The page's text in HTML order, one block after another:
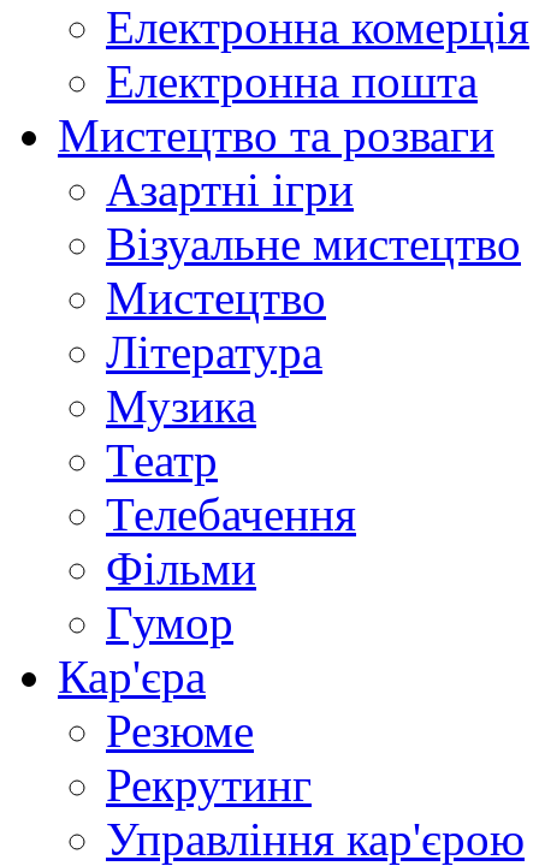
Електронна комерція
Електронна пошта
Мистецтво та розваги
Азартні ігри
Візуальне мистецтво
Мистецтво
Література
Музика
Театр
Телебачення
Фільми
Гумор
Кар'єра
Резюме
Рекрутинг
Управління кар'єрою